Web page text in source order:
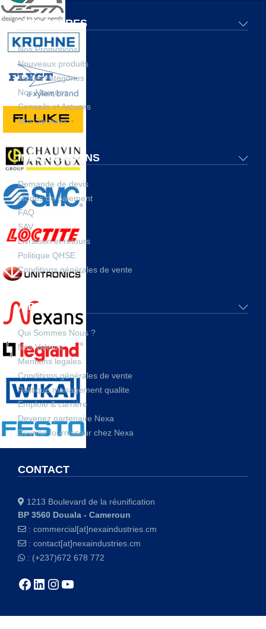
NOS OFFRES
Nos Promotions
Nouveaux produits
Toutes catégories
Nos Marques
Conseils et Astuces
Nos Services
INFORMATIONS
Demande de devis
Modes de paiement
FAQ
SAV
Livraison et retours
Politique QHSE
Conditions générales de vente
A PROPOS
Qui Sommes Nous ?
Nos Valeurs
Mentions legales
Conditions générales de vente
Politique management qualite
Emploie & carrière
Devenez partenaire Nexa
Devenir fournisseur chez Nexa
CONTACT
1213 Boulevard de la réunification
BP 3560 Douala - Cameroun
: commercial[at]nexaindustries.cm
: contact[at]nexaindustries.cm
: (+237)672 678 772